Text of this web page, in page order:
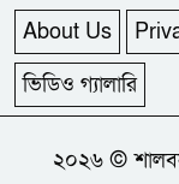
About Us
ভিডিও গ্যালারি
২০২৬ ©